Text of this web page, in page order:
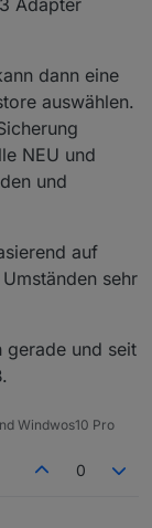
dann eine
auswählen.
NEU und
und
auf
sehr
gerade und seit
Windwos10 Pro
0